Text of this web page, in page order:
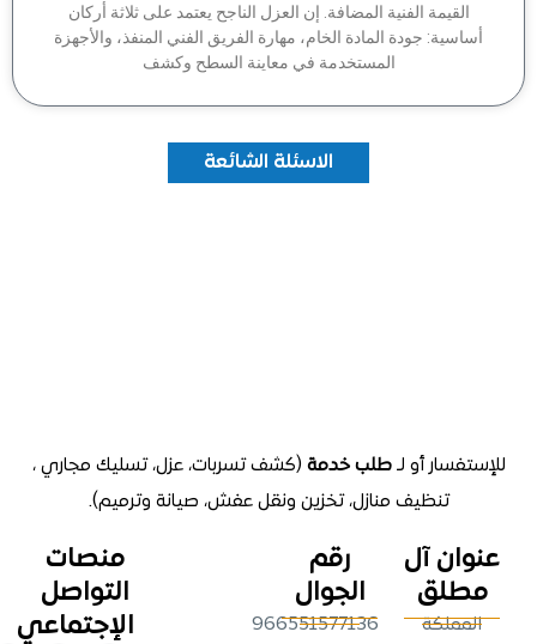
القيمة الفنية المضافة. إن العزل الناجح يعتمد على ثلاثة أركان
جودة المادة الخام، مهارة الفريق الفني المنفذ، والأجهزة
المستخدمة في معاينة السطح وكشف
الاسئلة الشائعة
أو لـطلب خدمة(كشف تسربات، عزل، تسليك مجاري ،
تنظيف منازل، تخزين ونقل عفش، صيانة وترميم).
آل
رقم
الجوال
966551577136
منصات
التواصل
الإجتماعي